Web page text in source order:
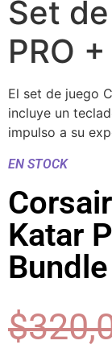
Set
PRO
El set de juego
incluye un
impulso a su
EN STOCK
Katar
Bundle
$